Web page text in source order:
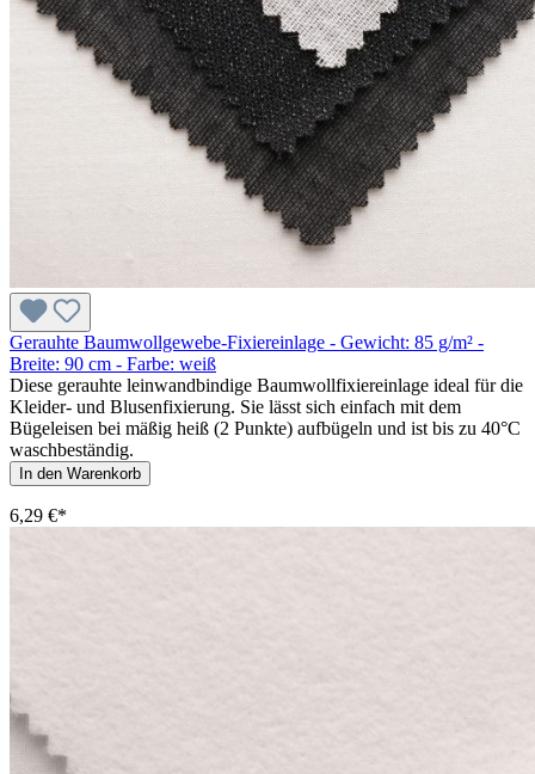
Gerauhte Baumwollgewebe-Fixiereinlage - Gewicht: 85 g/m² -
Breite: 90 cm - Farbe: weiß
Diese gerauhte leinwandbindige Baumwollfixiereinlage ideal für die
Kleider- und Blusenfixierung. Sie lässt sich einfach mit dem
Bügeleisen bei mäßig heiß (2 Punkte) aufbügeln und ist bis zu 40°C
waschbeständig.
In den Warenkorb
6,29 €*